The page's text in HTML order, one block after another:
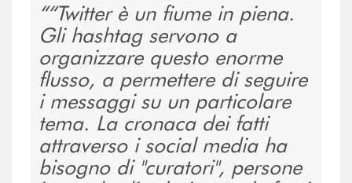
“Twitter è un fiume in piena.
Gli hashtag servono a
organizzare questo enorme
flusso, a permettere di seguire
i messaggi su un particolare
tema. La cronaca dei fatti
attraverso i social media ha
bisogno di "curatori", persone